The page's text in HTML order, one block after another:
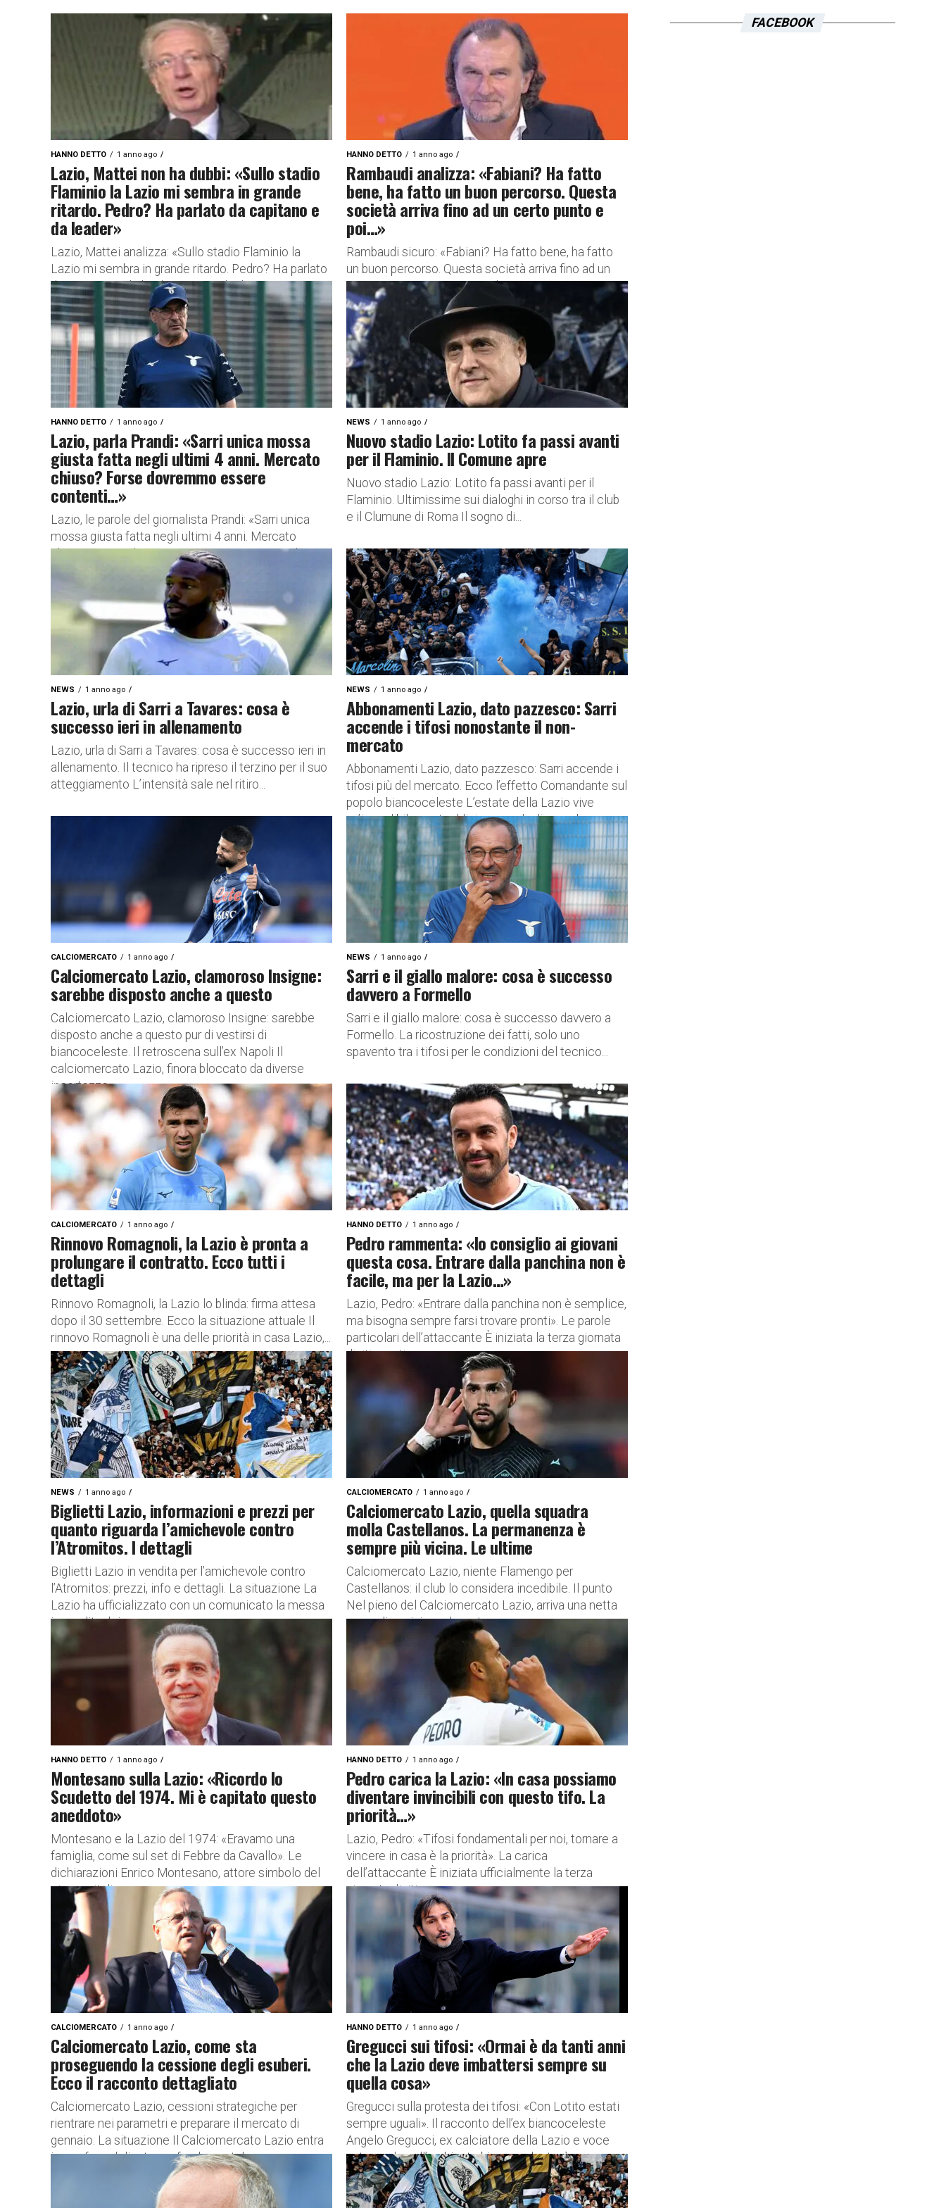
HANNO DETTO 1 anno ago
Lazio, Mattei non ha dubbi: «Sullo stadio
Flaminio la Lazio mi sembra in grande
ritardo. Pedro? Ha parlato da capitano e
da leader»
Lazio, Mattei analizza: «Sullo stadio Flaminio la
Lazio mi sembra in grande ritardo. Pedro? Ha parlato
da capitano e da leader». Le parole Il noto
giornalista...
HANNO DETTO 1 anno ago
Rambaudi analizza: «Fabiani? Ha fatto
bene, ha fatto un buon percorso. Questa
società arriva fino ad un certo punto e
poi…»
Rambaudi sicuro: «Fabiani? Ha fatto bene, ha fatto
un buon percorso. Questa società arriva fino ad un
certo punto e poi…». Le parole Durante un
intervento...
HANNO DETTO 1 anno ago
Lazio, parla Prandi: «Sarri unica mossa
giusta fatta negli ultimi 4 anni. Mercato
chiuso? Forse dovremmo essere
contenti…»
Lazio, le parole del giornalista Prandi: «Sarri unica
mossa giusta fatta negli ultimi 4 anni. Mercato
chiuso? Forse dovremmo essere contenti…» Il
giornalista sportivo Andrea Prandi,...
NEWS 1 anno ago
Nuovo stadio Lazio: Lotito fa passi avanti
per il Flaminio. Il Comune apre
Nuovo stadio Lazio: Lotito fa passi avanti per il
Flaminio. Ultimissime sui dialoghi in corso tra il club
e il Clumune di Roma Il sogno di...
NEWS 1 anno ago
Lazio, urla di Sarri a Tavares: cosa è
successo ieri in allenamento
Lazio, urla di Sarri a Tavares: cosa è successo ieri in
allenamento. Il tecnico ha ripreso il terzino per il suo
atteggiamento L’intensità sale nel ritiro...
NEWS 1 anno ago
Abbonamenti Lazio, dato pazzesco: Sarri
accende i tifosi nonostante il non-
mercato
Abbonamenti Lazio, dato pazzesco: Sarri accende i
tifosi più del mercato. Ecco l’effetto Comandante sul
popolo biancoceleste L’estate della Lazio vive
un’incredibile contraddizione, un dualismo che...
CALCIOMERCATO 1 anno ago
Calciomercato Lazio, clamoroso Insigne:
sarebbe disposto anche a questo
Calciomercato Lazio, clamoroso Insigne: sarebbe
disposto anche a questo pur di vestirsi di
biancoceleste. Il retroscena sull’ex Napoli Il
calciomercato Lazio, finora bloccato da diverse
incertezze,...
NEWS 1 anno ago
Sarri e il giallo malore: cosa è successo
davvero a Formello
Sarri e il giallo malore: cosa è successo davvero a
Formello. La ricostruzione dei fatti, solo uno
spavento tra i tifosi per le condizioni del tecnico...
CALCIOMERCATO 1 anno ago
Rinnovo Romagnoli, la Lazio è pronta a
prolungare il contratto. Ecco tutti i
dettagli
Rinnovo Romagnoli, la Lazio lo blinda: firma attesa
dopo il 30 settembre. Ecco la situazione attuale Il
rinnovo Romagnoli è una delle priorità in casa Lazio,...
HANNO DETTO 1 anno ago
Pedro rammenta: «Io consiglio ai giovani
questa cosa. Entrare dalla panchina non è
facile, ma per la Lazio…»
Lazio, Pedro: «Entrare dalla panchina non è semplice,
ma bisogna sempre farsi trovare pronti». Le parole
particolari dell’attaccante È iniziata la terza giornata
di ritiro estivo...
NEWS 1 anno ago
Biglietti Lazio, informazioni e prezzi per
quanto riguarda l’amichevole contro
l’Atromitos. I dettagli
Biglietti Lazio in vendita per l’amichevole contro
l’Atromitos: prezzi, info e dettagli. La situazione La
Lazio ha ufficializzato con un comunicato la messa
in vendita dei...
CALCIOMERCATO 1 anno ago
Calciomercato Lazio, quella squadra
molla Castellanos. La permanenza è
sempre più vicina. Le ultime
Calciomercato Lazio, niente Flamengo per
Castellanos: il club lo considera incedibile. Il punto
Nel pieno del Calciomercato Lazio, arriva una netta
presa di posizione da parte...
HANNO DETTO 1 anno ago
Montesano sulla Lazio: «Ricordo lo
Scudetto del 1974. Mi è capitato questo
aneddoto»
Montesano e la Lazio del 1974: «Eravamo una
famiglia, come sul set di Febbre da Cavallo». Le
dichiarazioni Enrico Montesano, attore simbolo del
cinema italiano e...
HANNO DETTO 1 anno ago
Pedro carica la Lazio: «In casa possiamo
diventare invincibili con questo tifo. La
priorità…»
Lazio, Pedro: «Tifosi fondamentali per noi, tornare a
vincere in casa è la priorità». La carica
dell’attaccante È iniziata ufficialmente la terza
giornata di ritiro per...
CALCIOMERCATO 1 anno ago
Calciomercato Lazio, come sta
proseguendo la cessione degli esuberi.
Ecco il racconto dettagliato
Calciomercato Lazio, cessioni strategiche per
rientrare nei parametri e preparare il mercato di
gennaio. La situazione Il Calciomercato Lazio entra
in una fase delicata ma fondamentale...
HANNO DETTO 1 anno ago
Gregucci sui tifosi: «Ormai è da tanti anni
che la Lazio deve imbattersi sempre su
quella cosa»
Gregucci sulla protesta dei tifosi: «Con Lotito estati
sempre uguali». Il racconto dell’ex biancoceleste
Angelo Gregucci, ex calciatore della Lazio e voce
autorevole nell’ambiente biancoceleste, è...
FACEBOOK